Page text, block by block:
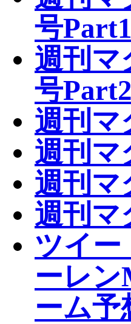
号Part1
週刊
号Part2
週刊
週刊
週刊
週刊
ツイー
ーレン
ーム予